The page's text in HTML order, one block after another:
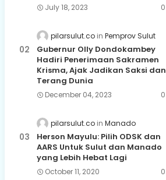
July 18, 2023 0
pilarsulut.co Pemprov Sulut
Gubernur Olly Dondokambey
Hadiri Penerimaan Sakramen
Krisma, Ajak Jadikan Saksi dan
Terang Dunia
December 04, 2023 0
pilarsulut.co Manado
Herson Mayulu: Pilih ODSK dan
AARS Untuk Sulut dan Manado
yang Lebih Hebat Lagi
October 11, 2020 0